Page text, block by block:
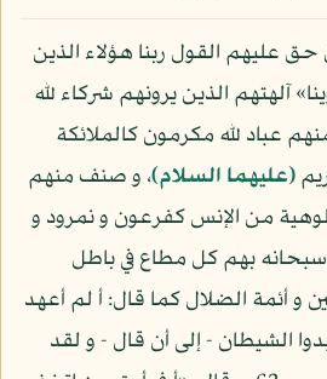
عليهم القول ربنا هؤلاء الذين
آلهتهم الذين يرونهم شركاء لله
عباد لله مكرمون كالملائكة
(عليهما السلام)، و صنف منهم
من الإنس كفرعون و نمرود و
بهم كل مطاع في باطل
و أئمة الضلال كما قال: أ لم أعهد
الشيطان - إلى أن قال - و لقد